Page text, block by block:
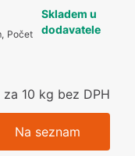
, Počet
Skladem u
dodavatele
za 10 kg bez DPH
Na seznam